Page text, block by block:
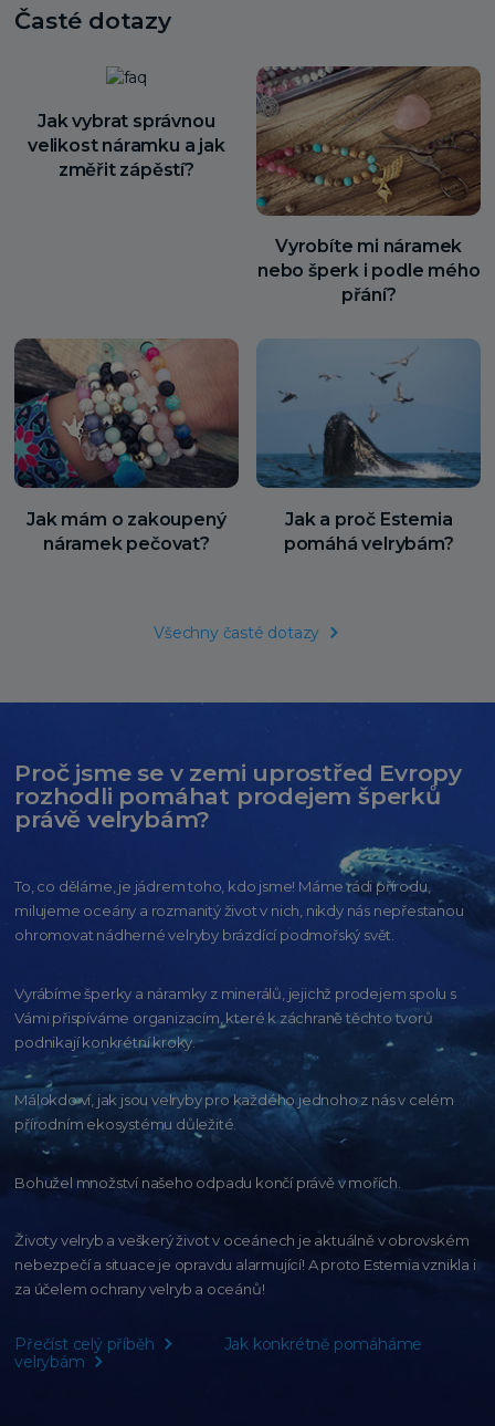
Časté dotazy
Jak vybrat správnou
velikost náramku a jak
změřit zápěstí?
Vyrobíte mi náramek
nebo šperk i podle mého
přání?
Jak mám o zakoupený
náramek pečovat?
Jak a proč Estemia
pomáhá velrybám?
Všechny časté dotazy
Proč jsme se v zemi uprostřed Evropy
rozhodli pomáhat prodejem šperků
právě velrybám?
To, co děláme, je jádrem toho, kdo jsme! Máme rádi přírodu,
milujeme oceány a rozmanitý život v nich, nikdy nás nepřestanou
ohromovat nádherné velryby brázdící podmořský svět.
Vyrábíme šperky a náramky z minerálů, jejichž prodejem spolu s
Vámi přispíváme organizacím, které k záchraně těchto tvorů
podnikají konkrétní kroky.
Málokdo ví, jak jsou velryby pro každého jednoho z nás v celém
přírodním ekosystému důležité.
Bohužel množství našeho odpadu končí právě v mořích.
Životy velryb a veškerý život v oceánech je aktuálněv obrovském
nebezpečí a situace je opravdu alarmující! A proto Estemia vznikla i
za účelem ochrany velryb a oceánů!
Přečíst celý příběh
Jak konkrétně pomáháme
velrybám